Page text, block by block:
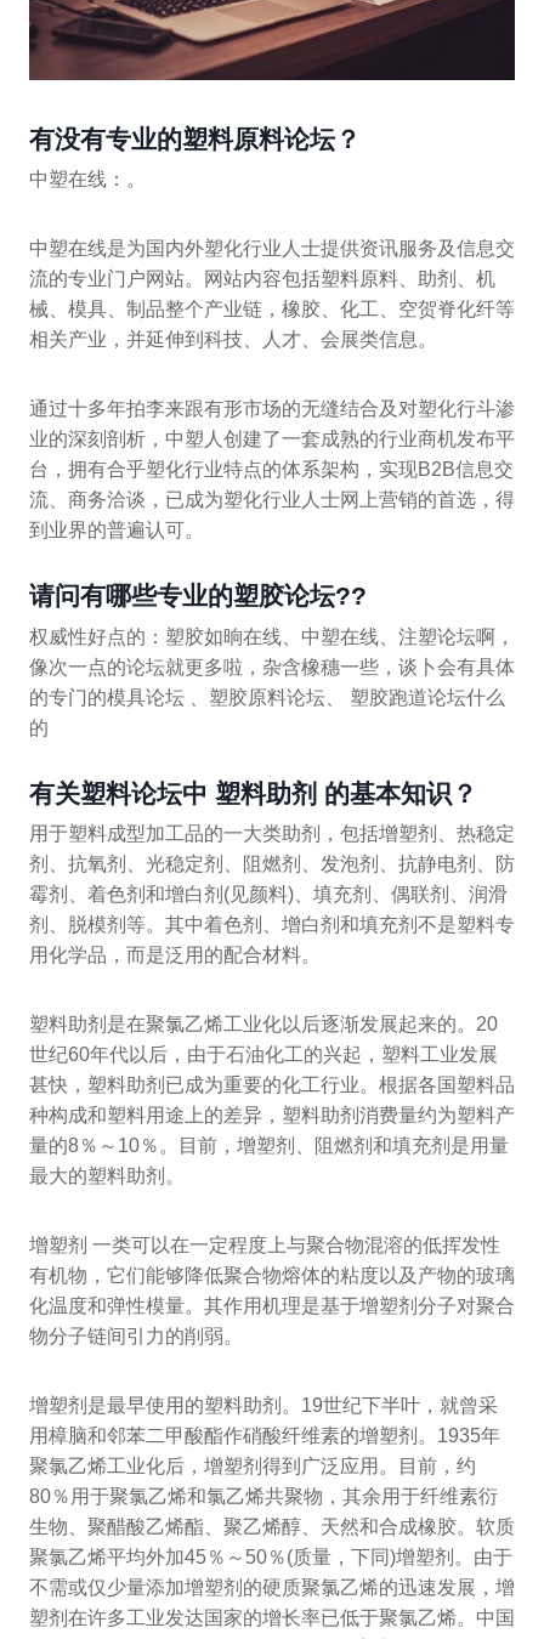
有没有专业的塑料原料论坛？
中塑在线：。
中塑在线是为国内外塑化行业人士提供资讯服务及信息交
流的专业门户网站。网站内容包括塑料原料、助剂、机
械、模具、制品整个产业链，橡胶、化工、空贺脊化纤等
相关产业，并延伸到科技、人才、会展类信息。
通过十多年拍李来跟有形市场的无缝结合及对塑化行斗渗
业的深刻剖析，中塑人创建了一套成熟的行业商机发布平
台，拥有合乎塑化行业特点的体系架构，实现B2B信息交
流、商务洽谈，已成为塑化行业人士网上营销的首选，得
到业界的普遍认可。
请问有哪些专业的塑胶论坛??
权威性好点的：塑胶如晌在线、中塑在线、注塑论坛啊，
像次一点的论坛就更多啦，杂含橡穗一些，谈卜会有具体
的专门的模具论坛 、塑胶原料论坛、 塑胶跑道论坛什么
的
有关塑料论坛中 塑料助剂 的基本知识？
用于塑料成型加工品的一大类助剂，包括增塑剂、热稳定
剂、抗氧剂、光稳定剂、阻燃剂、发泡剂、抗静电剂、防
霉剂、着色剂和增白剂(见颜料)、填充剂、偶联剂、润滑
剂、脱模剂等。其中着色剂、增白剂和填充剂不是塑料专
用化学品，而是泛用的配合材料。
塑料助剂是在聚氯乙烯工业化以后逐渐发展起来的。20
世纪60年代以后，由于石油化工的兴起，塑料工业发展
甚快，塑料助剂已成为重要的化工行业。根据各国塑料品
种构成和塑料用途上的差异，塑料助剂消费量约为塑料产
量的8％～10％。目前，增塑剂、阻燃剂和填充剂是用量
最大的塑料助剂。
增塑剂 一类可以在一定程度上与聚合物混溶的低挥发性
有机物，它们能够降低聚合物熔体的粘度以及产物的玻璃
化温度和弹性模量。其作用机理是基于增塑剂分子对聚合
物分子链间引力的削弱。
增塑剂是最早使用的塑料助剂。19世纪下半叶，就曾采
用樟脑和邻苯二甲酸酯作硝酸纤维素的增塑剂。1935年
聚氯乙烯工业化后，增塑剂得到广泛应用。目前，约
80％用于聚氯乙烯和氯乙烯共聚物，其余用于纤维素衍
生物、聚醋酸乙烯酯、聚乙烯醇、天然和合成橡胶。软质
聚氯乙烯平均外加45％～50％(质量，下同)增塑剂。由于
不需或仅少量添加增塑剂的硬质聚氯乙烯的迅速发展，增
塑剂在许多工业发达国家的增长率已低于聚氯乙烯。中国